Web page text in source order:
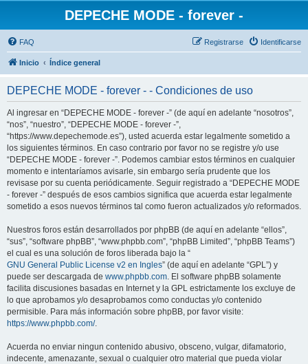
DEPECHE MODE - forever -
FAQ Identificarse
Registrarse
Inicio Índice general
DEPECHE MODE - forever - - Condiciones de uso
Al ingresar en “DEPECHE MODE - forever -” (de aquí en adelante “nosotros”,
“nos”, “nuestro”, “DEPECHE MODE - forever -”,
“https://www.depechemode.es”), usted acuerda estar legalmente sometido a
los siguientes términos. En caso contrario por favor no se registre y/o use
“DEPECHE MODE - forever -”. Podemos cambiar estos términos en cualquier
momento e intentaríamos avisarle, sin embargo sería prudente que los
revisase por su cuenta periódicamente. Seguir registrado a “DEPECHE MODE
- forever -” después de esos cambios significa que acuerda estar legalmente
sometido a esos nuevos términos tal como fueron actualizados y/o reformados.
Nuestros foros están desarrollados por phpBB (de aquí en adelante “ellos”,
“sus”, “software phpBB”, “www.phpbb.com”, “phpBB Limited”, “phpBB Teams”)
el cual es una solución de foros liberada bajo la “
GNU General Public License v2 en Ingles” (de aquí en adelante “GPL”) y
puede ser descargada de www.phpbb.com. El software phpBB solamente
facilita discusiones basadas en Internet y la GPL estrictamente los excluye de
lo que aprobamos y/o desaprobamos como conductas y/o contenido
permisible. Para más información sobre phpBB, por favor visite:
https://www.phpbb.com/.
Acuerda no enviar ningun contenido abusivo, obsceno, vulgar, difamatorio,
indecente, amenazante, sexual o cualquier otro material que pueda violar